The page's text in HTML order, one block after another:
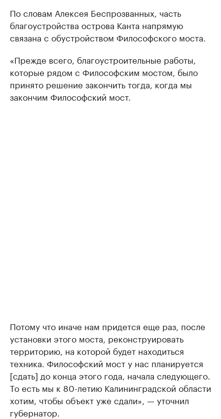
По словам Алексея Беспрозванных, часть
благоустройства острова Канта напрямую
связана с обустройством Философского моста.
«Прежде всего, благоустроительные работы,
которые рядом с Философским мостом, было
принято решение закончить тогда, когда мы
закончим Философский мост.
Потому что иначе нам придется еще раз, после
установки этого моста, реконструировать
территорию, на которой будет находиться
техника. Философский мост у нас планируется
[сдать] до конца этого года, начала следующего.
То есть мы к 80-летию Калининградской области
хотим, чтобы объект уже сдали», — уточнил
губернатор.